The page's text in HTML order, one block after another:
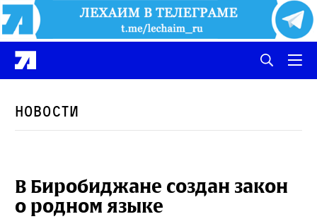
Новости
В Биробиджане создан закон
о родном языке